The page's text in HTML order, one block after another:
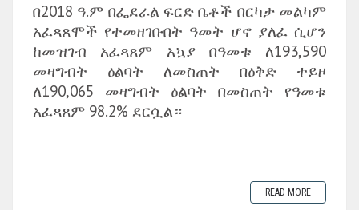
በ2018 ዓ.ም በፌደራል ፍርድ ቤቶች በርካታ መልካም
አፈጻጸሞች የተመዘገቡበት ዓመት ሆኖ ያለፈ ሲሆን
ከመዝገብ አፈጻጸም አኳያ በዓመቱ ለ193,590
መዛግብት ዕልባት ለመስጠት በዕቅድ ተይዞ
ለ190,065 መዛግብት ዕልባት በመስጠት የዓመቱ
አፈጻጸም 98.2% ደርሷል።
READ MORE